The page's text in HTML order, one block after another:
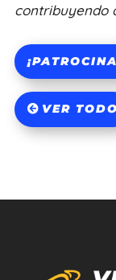
contribuyendo
VER TODO